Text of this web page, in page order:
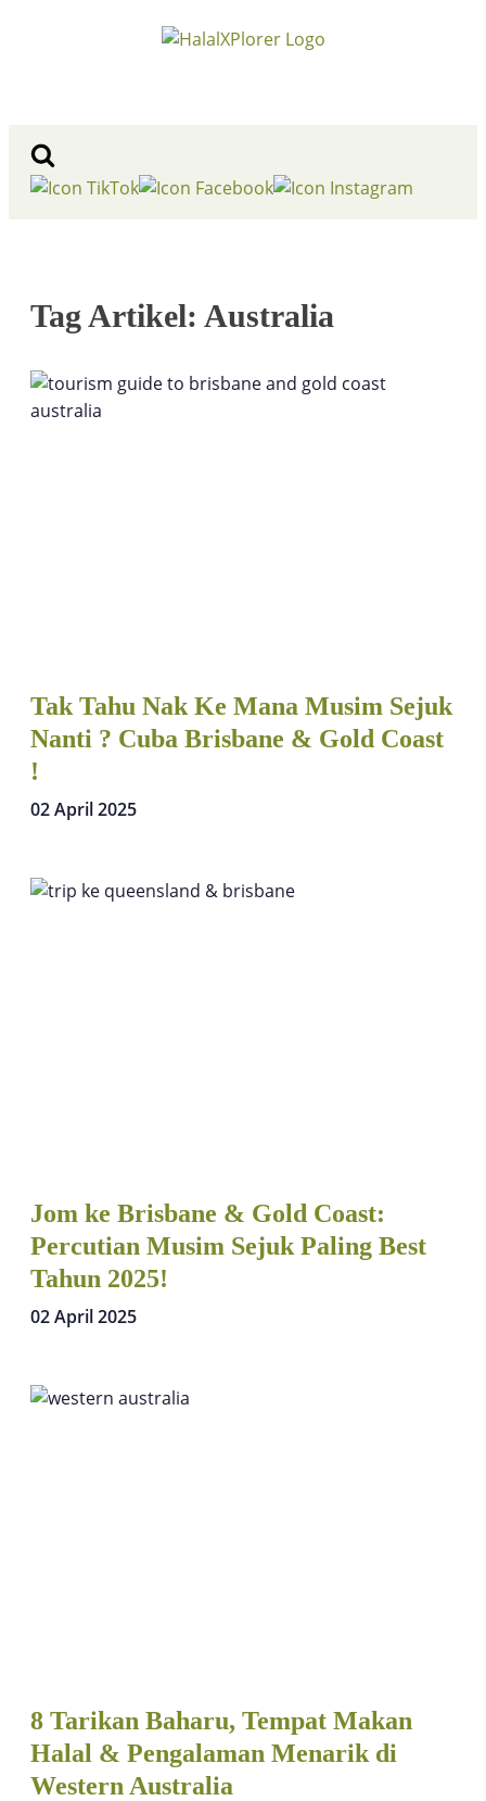
Tag Artikel: Australia
Tak Tahu Nak Ke Mana Musim Sejuk
Nanti ? Cuba Brisbane & Gold Coast
!
02 April 2025
Jom ke Brisbane & Gold Coast:
Percutian Musim Sejuk Paling Best
Tahun 2025!
02 April 2025
8 Tarikan Baharu, Tempat Makan
Halal & Pengalaman Menarik di
Western Australia